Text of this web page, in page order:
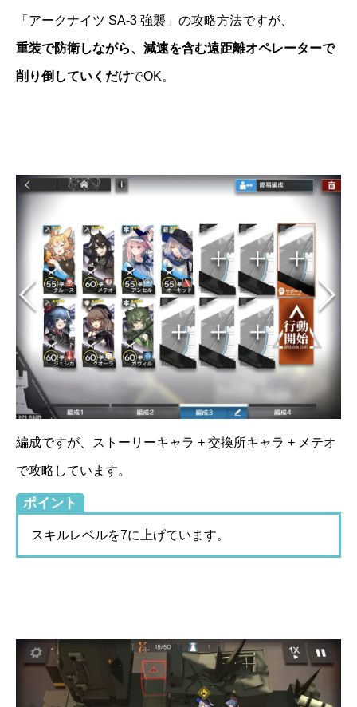
「アークナイツ SA-3 強襲」の攻略方法ですが、
重装で防衛しながら、減速を含む遠距離オペレーターで
削り倒していくだけでOK。
編成ですが、ストーリーキャラ + 交換所キャラ + メテオ
で攻略しています。
ポイント
スキルレベルを7に上げています。